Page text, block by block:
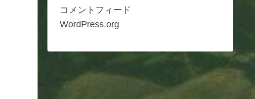
コメントフィード
WordPress.org